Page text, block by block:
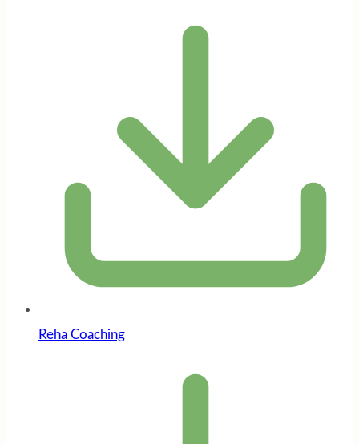
Reha Coaching